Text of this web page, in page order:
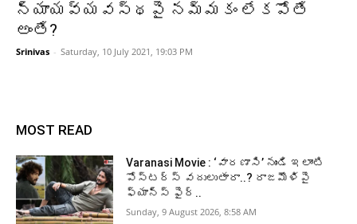
న్యాయవ్యవస్థపై నమ్మకం లేకపోతే
అంతే?
Srinivas - Saturday, 10 July 2021, 19:03 PM
MOST READ
Varanasi Movie : ‘వారణాసి’ నుండి ఇలాంటి
పోస్టర్స్ వదులుతారా..? రాజమౌళిపై
ఫ్యాన్స్ ఫైర్..
Sunday, 9 August 2026, 8:58 AM